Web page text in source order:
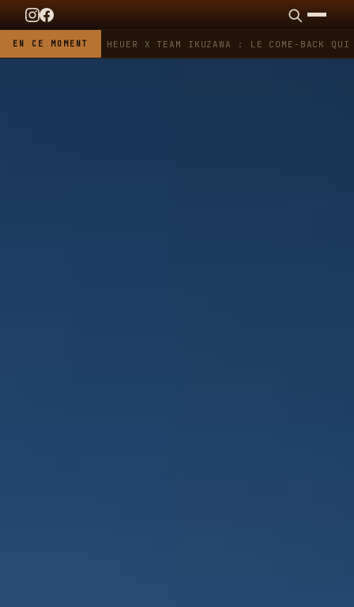
EN CE MOMENTTAG HEUER X TEAM IKUZAWA : LE COME-BACK QUI